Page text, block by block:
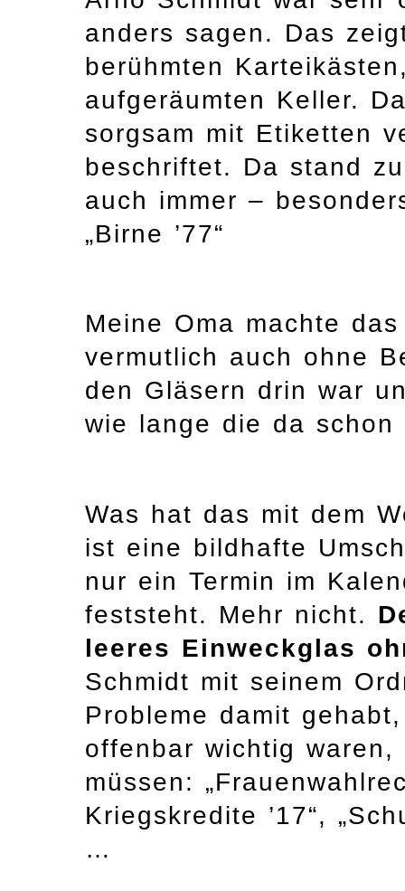
anders sagen. Das
berühmten
aufgeräumten Keller.
sorgsam mit Etiketten
beschriftet. Da stand
auch immer –
„Birne ’77“
Meine Oma machte
vermutlich auch ohne
den Gläsern drin war
wie lange die da schon
Was hat das mit dem
ist eine bildhafte
nur ein Termin im
feststeht. Mehr nicht.
leeres Einweckglas
Schmidt mit seinem
Probleme damit
offenbar wichtig
müssen:
Kriegskredite ’17“,
…